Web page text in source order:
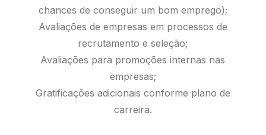
chances de conseguir um bom emprego);
Avaliações de empresas em processos de
recrutamento e seleção;
Avaliações para promoções internas nas
empresas;
Gratificações adicionais conforme plano de
carreira.